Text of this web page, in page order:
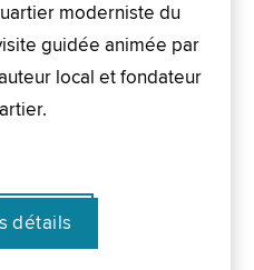
moderniste du
guidée animée par
local et fondateur
détails